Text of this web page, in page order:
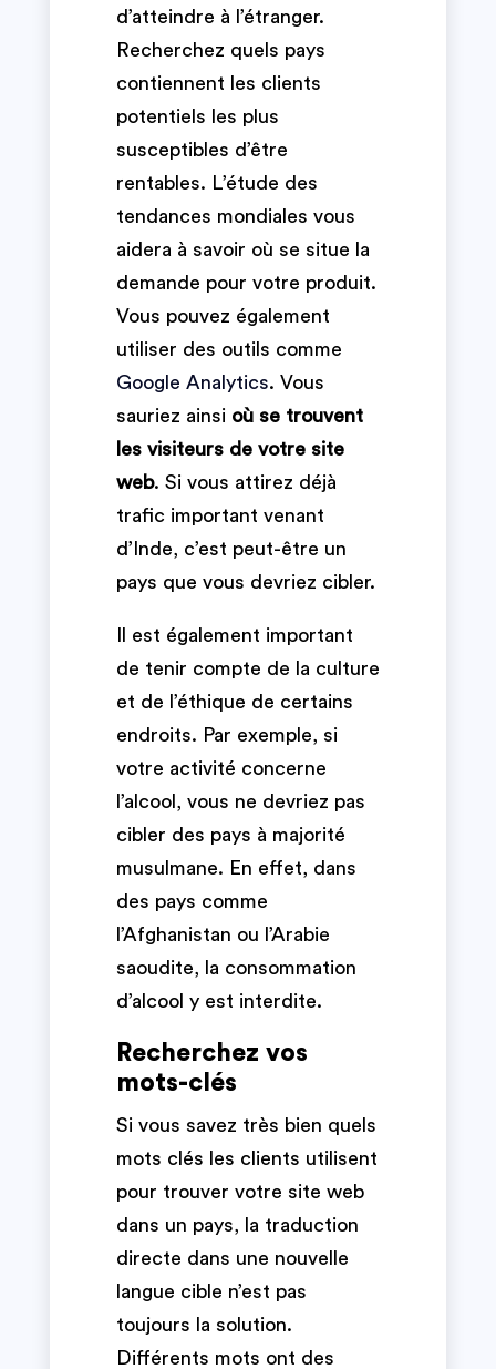
d’atteindre à l’étranger.
Recherchez quels pays
contiennent les clients
potentiels les plus
susceptibles d’être
rentables. L’étude des
tendances mondiales vous
aidera à savoir où se situe la
demande pour votre produit.
Vous pouvez également
utiliser des outils comme
Google Analytics. Vous
sauriez ainsi où se trouvent
les visiteurs de votre site
web. Si vous attirez déjà
trafic important venant
d’Inde, c’est peut-être un
pays que vous devriez cibler.
Il est également important
de tenir compte de la culture
et de l’éthique de certains
endroits. Par exemple, si
votre activité concerne
l’alcool, vous ne devriez pas
cibler des pays à majorité
musulmane. En effet, dans
des pays comme
l’Afghanistan ou l’Arabie
saoudite, la consommation
d’alcool y est interdite.
Recherchez vos
mots-clés
Si vous savez très bien quels
mots clés les clients utilisent
pour trouver votre site web
dans un pays, la traduction
directe dans une nouvelle
langue cible n’est pas
toujours la solution.
Différents mots ont des